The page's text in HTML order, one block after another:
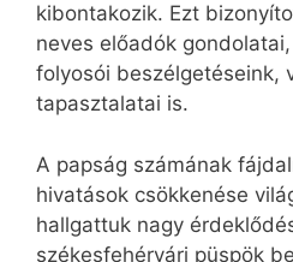
kibontakozik. Ezt
neves előadók
folyosói beszélgetéseink,
tapasztalatai is.
A papság számának
hivatások csökkenése
hallgattuk nagy
székesfehérvári püspök